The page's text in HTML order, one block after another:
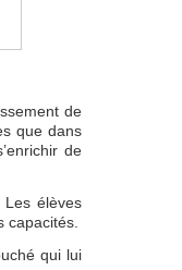
de
que dans
de
Les élèves
capacités.
qui lui